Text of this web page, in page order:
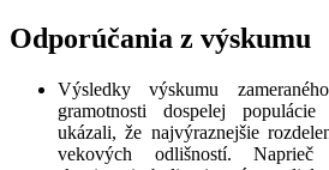
Odporúčania z výskumu
Výsledky výskumu
gramotnosti dospelej
ukázali, že najvýraznejšie
vekových odlišností. Naprieč